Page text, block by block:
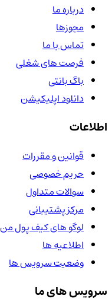
درباره ما
مجوزها
تماس با ما
فرصت های شغلی
باگ بانتی
دانلود اپلیکیشن
اطلاعات
قوانین و مقررات
حریم خصوصی
سوالات متداول
مرکز پشتیبانی
لوگو های کیف پول من
اطلاعیه ها
وضعیت سرویس ها
سرویس های ما